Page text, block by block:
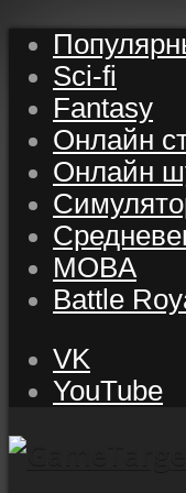
Sci-fi
Fantasy
Онлайн
Онлайн
MOBA
Battle
VK
YouTube